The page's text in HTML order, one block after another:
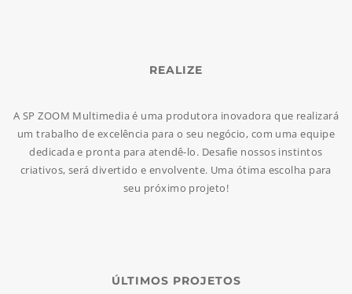
REALIZE
A SP ZOOM Multimedia é uma produtora inovadora que realizará
um trabalho de excelência para o seu negócio, com uma equipe
dedicada e pronta para atendê-lo. Desafie nossos instintos
criativos, será divertido e envolvente. Uma ótima escolha para
seu próximo projeto!
ÚLTIMOS PROJETOS